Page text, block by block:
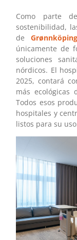
Como parte
sostenibilidad,
de
únicamente de
soluciones
nórdicos. El
2025, contará
más ecológicas
Todos esos
hospitales y
listos para su